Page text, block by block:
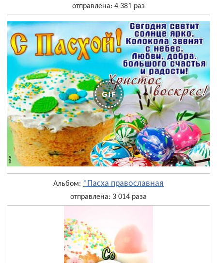
отправлена: 4 381 раз
Альбом: *Пасха православная
отправлена: 3 014 раза